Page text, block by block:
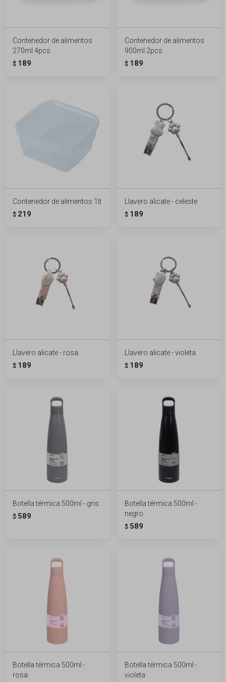
Contenedor de alimentos
270ml 4pcs
$ 189
Contenedor de alimentos
900ml 2pcs
$ 189
Contenedor de alimentos 1lt
$ 219
Llavero alicate - celeste
$ 189
Llavero alicate - rosa
$ 189
Llavero alicate - violeta
$ 189
Botella térmica 500ml - gris
$ 589
Botella térmica 500ml -
negro
$ 589
Botella térmica 500ml -
rosa
Botella térmica 500ml -
violeta